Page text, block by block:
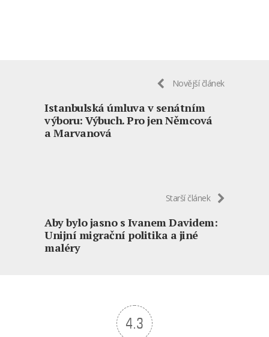
Novější článek
Istanbulská úmluva v senátním
výboru: Výbuch. Pro jen Němcová
a Marvanová
Starší článek
Aby bylo jasno s Ivanem Davidem:
Unijní migrační politika a jiné
maléry
4.3